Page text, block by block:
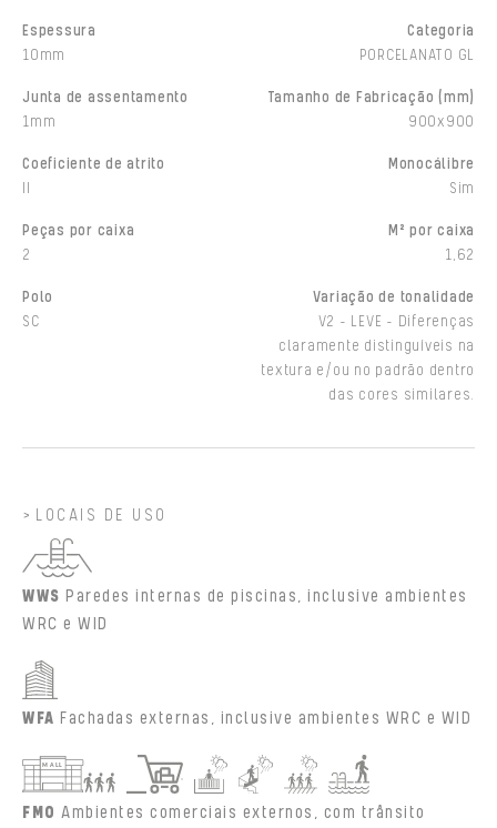
Espessura
10mm
Categoria
PORCELANATO GL
Junta de assentamento
1mm
Tamanho de Fabricação (mm)
900x900
Coeficiente de atrito
Monocálibre
Sim
Peças por caixa
2
M² por caixa
1,62
Polo
SC
Variação de tonalidade
V2 - LEVE - Diferenças
claramente distinguíveis na
textura e/ou no padrão dentro
das cores similares.
LOCAIS DE USO
WWS Paredes internas de piscinas, inclusive ambientes
WRC e WID
WFA Fachadas externas, inclusive ambientes WRC e WID
FMO Ambientes comerciais externos, com trânsito